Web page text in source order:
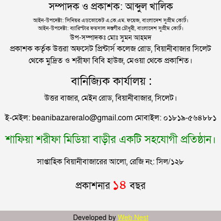
সিলেটে বিচার নিয়ে হতাশ ৬ শহীদ পরিবার
মন্ত্রণালয়ের ক্ষোভ
সিলেটের সাবেক মন্ত্রী-এমপিরা কে কোথায়?
জুলাই আন্দোলন ছাত্র-জনতার বীরত্বের স্মারকস্তম্ভ:
বিয়ানীবাজারের ইউএনও
সিলেটে সড়ক দুর্ঘটনায় প্রাণ গেল যুবকের
ইউনূসকে সঙ্গে নিয়ে জুলাই স্মৃতি জাদুঘর উদ্বোধন করলেন
সিলেটে আরও দুইজনের মৃত্যু, হাসপাতালে ৩ শতাধিক
সম্পাদক ও প্রকাশক: আব্দুল খালিক
আইন-উপদেষ্টা: সিনিয়র এডভোকেট এ.কে.এম. ফয়েজ, বাংলাদেশ সুপ্রীম কোর্ট।
আইন-উপদেষ্টা: ব্যারিস্টার ফয়সাল দস্তগীর চৌধুরী, বাংলাদেশ সুপ্রীম কোর্ট।
উপ-সম্পাদকঃ মোঃ সুমন আহমদ
প্রকাশক কর্তৃক উত্তরা অফসেট প্রিন্টার্স কলেজ রোড, বিয়ানীবাজার সিলেট
থেকে মুদ্রিত ও শরীফা বিবি হাউজ, মেওয়া থেকে প্রকাশিত।
বানিজ্যিক কার্যালয় :
উত্তর বাজার, মেইন রোড, বিয়ানীবাজার, সিলেট।
ই-মেইল: beanibazareralo@gmail.com মোবাইল: ০১৮১৯-৫৬৪৮৮১
শাফিয়া শরীফা মিডিয়া বাড়ীর একটি সহযোগী প্রতিষ্ঠান।
সাপ্তাহিক বিয়ানীবাজারের আলো, রেজি নং: সিল/১২৮
প্রকাশনার ১৪ বছর
Developed by Web Nest